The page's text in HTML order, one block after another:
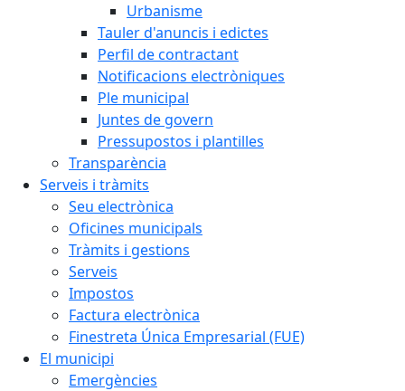
Urbanisme
Tauler d'anuncis i edictes
Perfil de contractant
Notificacions electròniques
Ple municipal
Juntes de govern
Pressupostos i plantilles
Transparència
Serveis i tràmits
Seu electrònica
Oficines municipals
Tràmits i gestions
Serveis
Impostos
Factura electrònica
Finestreta Única Empresarial (FUE)
El municipi
Emergències